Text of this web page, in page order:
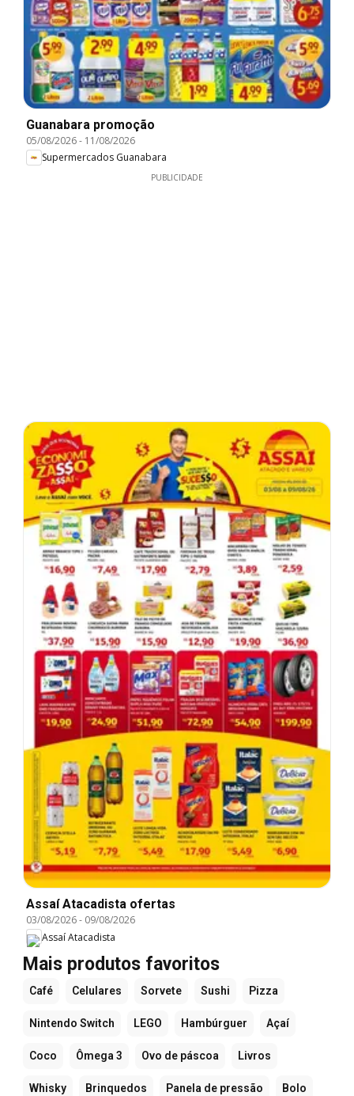
Guanabara promoção
05/08/2026- 11/08/2026
Supermercados Guanabara
PUBLICIDADE
Assaí Atacadista ofertas
03/08/2026- 09/08/2026
Assaí Atacadista
Mais produtos favoritos
Café Celulares Sorvete Sushi Pizza
Nintendo Switch LEGO Hambúrguer Açaí
Coco Ômega 3 Ovo de páscoa Livros
Whisky Brinquedos Panela de pressão Bolo